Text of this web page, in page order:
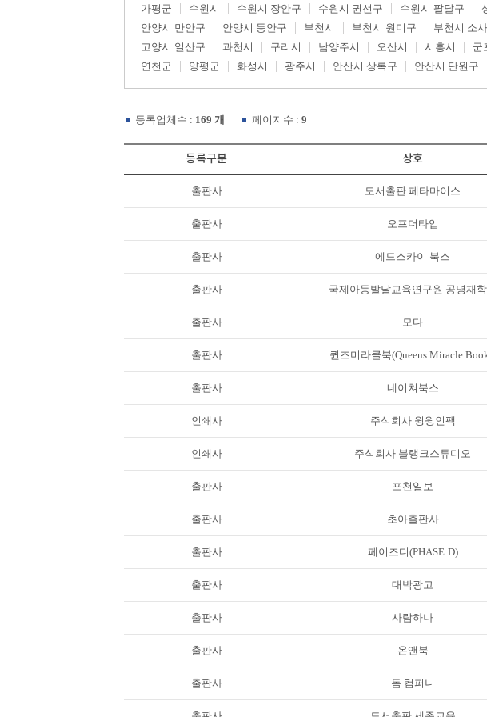
가평군 수원시 수원시 장안구 수원시 권선구 수원시 팔달구
안양시 만안구
안양시 동안구 부천시 부천시 원미구 부천시 소
고양시 일산구
과천시 구리시 남양주시 오산시 시흥시 군
연천군
양평군 화성시 광주시 안산시 상록구 안산시 단원구
등록업체수 : 169 개 페이지수 : 9
등록구분 상호
출판사 도서출판 페타마이스
출판사 오프더타입
출판사 에드스카이 북스
출판사 국제아동발달교육연구원 공명재
출판사 모다
출판사 퀸즈미라클북(Queens Miracle
출판사 네이쳐북스
인쇄사 주식회사 윙윙인팩
인쇄사 주식회사 블랭크스튜디오
출판사 포천일보
출판사 초아출판사
출판사 페이즈디(PHASE:D)
출판사 대박광고
출판사 사람하나
출판사 온앤북
출판사 돔 컴퍼니